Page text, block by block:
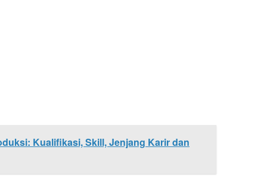
Kualifikasi, Skill, Jenjang Karir dan